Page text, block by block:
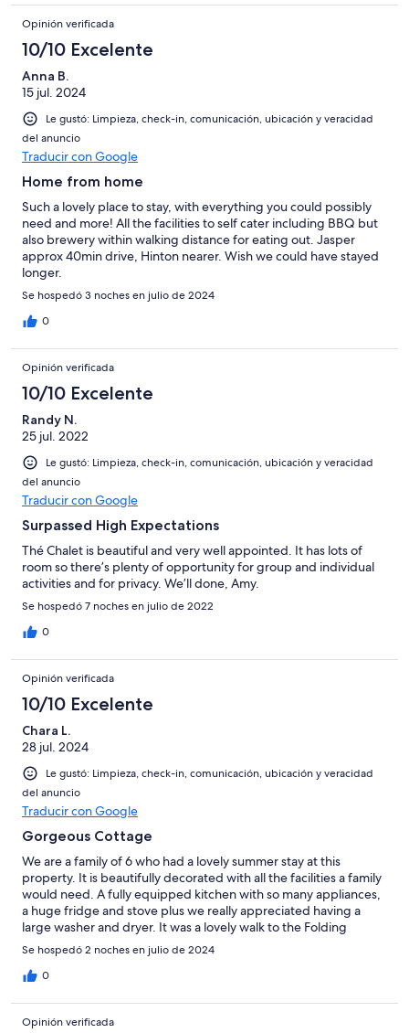
Opinión verificada
10/10 Excelente
Anna B.
15 jul. 2024
Le gustó: Limpieza, check-in, comunicación, ubicación y veracidad
del anuncio
Traducir con Google
Home from home
Such a lovely place to stay, with everything you could possibly
need and more! All the facilities to self cater including BBQ but
also brewery within walking distance for eating out. Jasper
approx 40min drive, Hinton nearer. Wish we could have stayed
longer.
Se hospedó 3 noches en julio de 2024
0
Opinión verificada
10/10 Excelente
Randy N.
25 jul. 2022
Le gustó: Limpieza, check-in, comunicación, ubicación y veracidad
del anuncio
Traducir con Google
Surpassed High Expectations
Thé Chalet is beautiful and very well appointed. It has lots of
room so there’s plenty of opportunity for group and individual
activities and for privacy. We’ll done, Amy.
Se hospedó 7 noches en julio de 2022
0
Opinión verificada
10/10 Excelente
Chara L.
28 jul. 2024
Le gustó: Limpieza, check-in, comunicación, ubicación y veracidad
del anuncio
Traducir con Google
Gorgeous Cottage
We are a family of 6 who had a lovely summer stay at this
property. It is beautifully decorated with all the facilities a family
would need. A fully equipped kitchen with so many appliances,
a huge fridge and stove plus we really appreciated having a
large washer and dryer. It was a lovely walk to the Folding
Moutain Brewery for dinner and an accessible drive to Jasper
National Park. It was very hot when we were there and a few
extra fans would have been helpful but we understand it
stay in the colder weather! Our host was very responsive and
helpful.
Se hospedó 2 noches en julio de 2024
0
Opinión verificada